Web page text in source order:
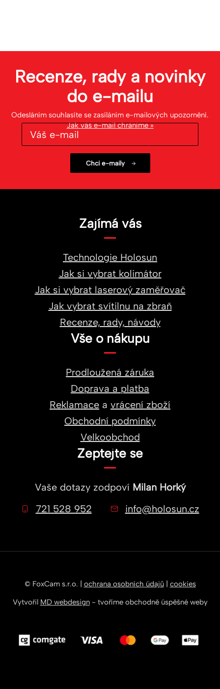
Recenze, rady a novinky
do e-mailu
Odesláním souhlasíte se zasíláním e-mailových upozornění.
Jak váš e-mail chráníme »
Zajímá vás
Technologie Holosun
Jak si vybrat kolimátor
Jak si vybrat laserový zaměřovač
Jak vybrat svítilnu na zbraň
Recenze, rady, návody
Vše o nákupu
Prodloužená záruka
Doprava a platba
Reklamace a vrácení zboží
Obchodní podmínky
Velkoobchod
Zeptejte se
Vaše dotazy zodpoví Milan Horký
721 528 952
info@holosun.cz
© FoxCam s.r.o. | ochrana osobních údajů| cookies
Vytvořil MD webdesign- tvoříme obchodně úspěšné weby